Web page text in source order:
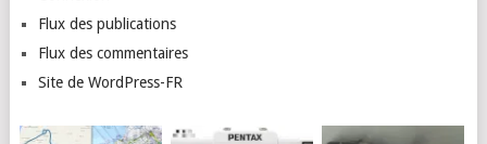
Flux des publications
Flux des commentaires
Site de WordPress-FR